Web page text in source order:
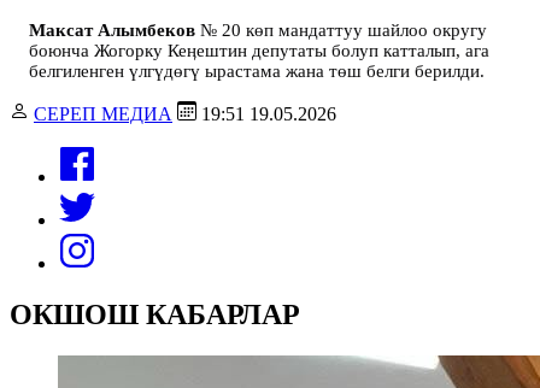
Максат Алымбеков № 20 көп мандаттуу шайлоо округу
боюнча Жогорку Кеӊештин депутаты болуп катталып, ага
белгиленген үлгүдөгү ырастама жана төш белги берилди.
СЕРЕП МЕДИА 19:51 19.05.2026
ОКШОШ КАБАРЛАР